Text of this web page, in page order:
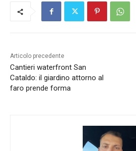
Articolo precedente
Cantieri waterfront San
Cataldo: il giardino attorno al
faro prende forma